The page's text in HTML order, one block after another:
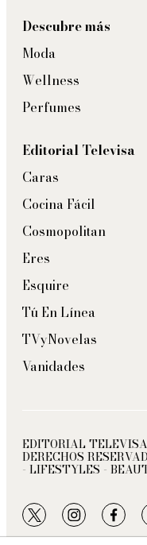
Descubre más
Moda
Wellness
Perfumes
Editorial Televisa
Caras
Cocina Fácil
Cosmopolitan
Eres
Esquire
Tú En Línea
TVyNovelas
Vanidades
EDITORIAL TELEVISA
DERECHOS
- LIFESTYLES -
twitterinstagram